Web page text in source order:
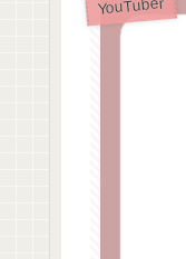
YouTuber